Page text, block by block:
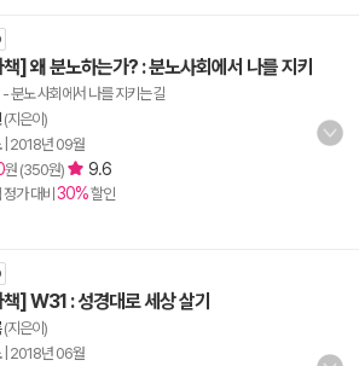
] 왜 분노하는가? : 분노사회에서 나를 지키
- 분노 사회에서 나를 지키는 길
(지은이)
| 2018년 09월
원 (350원) 9.6
가 대비 30%할인
] W31 : 성경대로 세상 살기
(지은이)
| 2018년 06월